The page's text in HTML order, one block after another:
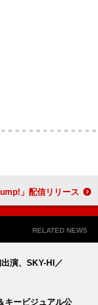
”をテーマにした新曲「Slump!」配信リリース
RELATED NEWS
演、SKY-HI／
キービジュアル公